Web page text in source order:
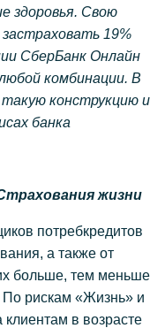
здоровья. Свою
19%
СберБанк Онлайн
комбинации. В
конструкцию и
банка
жизни
потребкредитов
а также от
больше, тем меньше
По рискам «Жизнь» и
в возрасте